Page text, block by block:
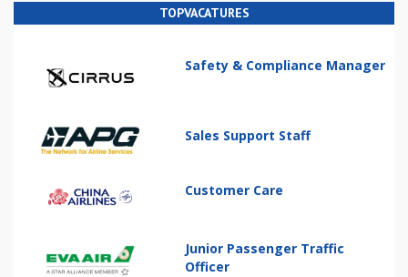
TOPVACATURES
Safety & Compliance Manager
Sales Support Staff
Customer Care
Junior Passenger Traffic
Officer